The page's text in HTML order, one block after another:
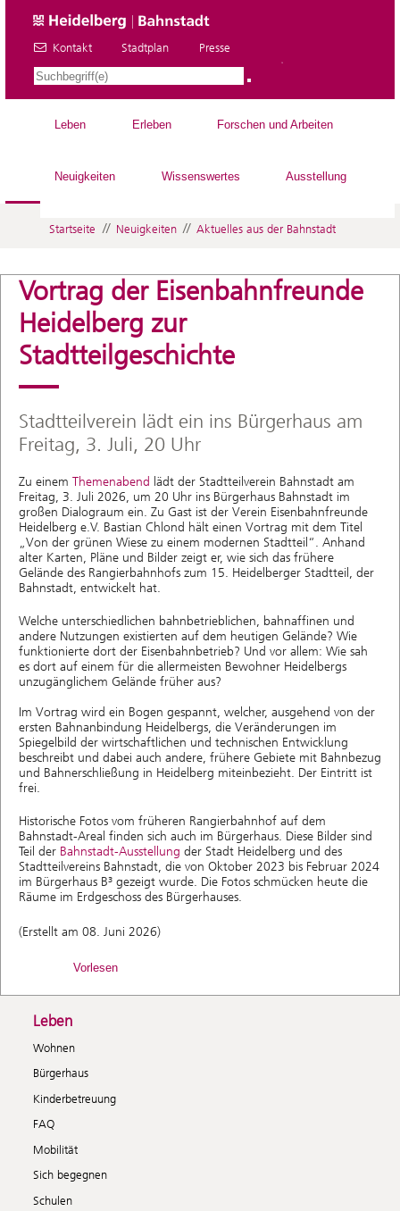
Kontakt Stadtplan Presse
Leben Erleben Forschen und Arbeiten
Neuigkeiten Wissenswertes Ausstellung
Startseite // Neuigkeiten // Aktuelles aus der Bahnstadt
Vortrag der Eisenbahnfreunde
Heidelberg zur
Stadtteilgeschichte
Stadtteilverein lädt ein ins Bürgerhaus am
Freitag, 3. Juli, 20 Uhr
Zu einem Themenabend lädt der Stadtteilverein Bahnstadt am
Freitag, 3. Juli 2026, um 20 Uhr ins Bürgerhaus Bahnstadt im
großen Dialograum ein. Zu Gast ist der Verein Eisenbahnfreunde
Heidelberg e.V. Bastian Chlond hält einen Vortrag mit dem Titel
„Von der grünen Wiese zu einem modernen Stadtteil“. Anhand
alter Karten, Pläne und Bilder zeigt er, wie sich das frühere
Gelände des Rangierbahnhofs zum 15. Heidelberger Stadtteil, der
Bahnstadt, entwickelt hat.
Welche unterschiedlichen bahnbetrieblichen, bahnaffinen und
andere Nutzungen existierten auf dem heutigen Gelände? Wie
funktionierte dort der Eisenbahnbetrieb? Und vor allem: Wie sah
es dort auf einem für die allermeisten Bewohner Heidelbergs
unzugänglichem Gelände früher aus?
Im Vortrag wird ein Bogen gespannt, welcher, ausgehend von der
ersten Bahnanbindung Heidelbergs, die Veränderungen im
Spiegelbild der wirtschaftlichen und technischen Entwicklung
beschreibt und dabei auch andere, frühere Gebiete mit Bahnbezug
und Bahnerschließung in Heidelberg miteinbezieht. Der Eintritt ist
frei.
Historische Fotos vom früheren Rangierbahnhof auf dem
Bahnstadt-Areal finden sich auch im Bürgerhaus. Diese Bilder sind
Teil der Bahnstadt-Ausstellung der Stadt Heidelberg und des
Stadtteilvereins Bahnstadt, die von Oktober 2023 bis Februar 2024
im Bürgerhaus B³ gezeigt wurde. Die Fotos schmücken heute die
Räume im Erdgeschoss des Bürgerhauses.
(Erstellt am 08. Juni 2026)
Vorlesen
Leben
Wohnen
Bürgerhaus
Kinderbetreuung
FAQ
Mobilität
Sich begegnen
Schulen